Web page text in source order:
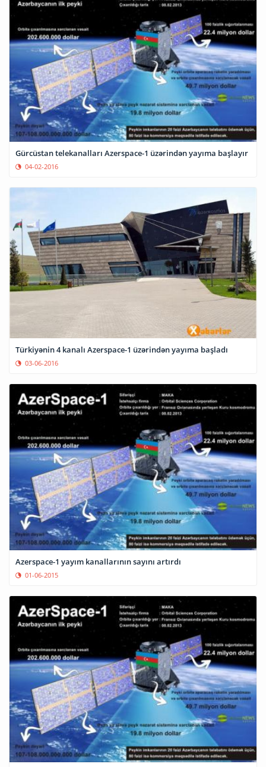
Gürcüstan telekanalları Azerspace-1 üzərindən yayıma başlayır
04-02-2016
Türkiyənin 4 kanalı Azerspace-1 üzərindən yayıma başladı
03-06-2016
Azerspace-1 yayım kanallarının sayını artırdı
01-06-2015